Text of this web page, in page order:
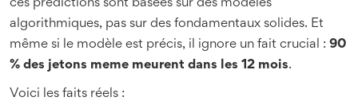
ces prédictions sont basées sur des modèles
algorithmiques, pas sur des fondamentaux solides. Et
même si le modèle est précis, il ignore un fait crucial : 90
% des jetons meme meurent dans les 12 mois.
Voici les faits réels :